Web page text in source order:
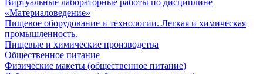
Виртуальные лабораторные работы по дисциплине
«Материаловедение»
Пищевое оборудование и технологии. Легкая и химическая
промышленность.
Пищевые и химические производства
Общественное питание
Физические макеты (общественное питание)